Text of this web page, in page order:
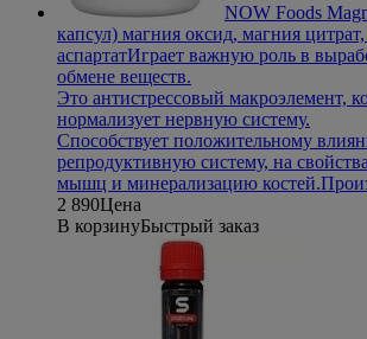
NOW Foods
капсул) магния оксид, магния
аспартатИграет важную роль в
обмене веществ.
Это антистрессовый макроэлемент,
нормализует нервную систему.
Способствует положительному
репродуктивную систему, на
мышц и минерализацию костей.
2 890Цена
В корзинуБыстрый заказ